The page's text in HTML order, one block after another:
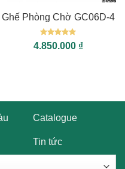
Ghế Phòng Chờ GC06D-4
Được xếp
hạng55
4.850.000 ₫
Catalogue
Tin tức